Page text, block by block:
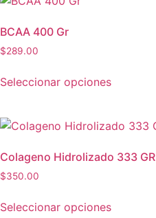
BCAA 400 Gr
$289.00
Seleccionar opciones
Colageno Hidrolizado 333 GR
$350.00
Seleccionar opciones